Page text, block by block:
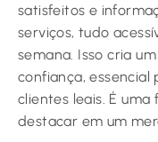
satisfeitos e
serviços, tudo
semana. Isso cria
confiança,
clientes leais. É
destacar em um